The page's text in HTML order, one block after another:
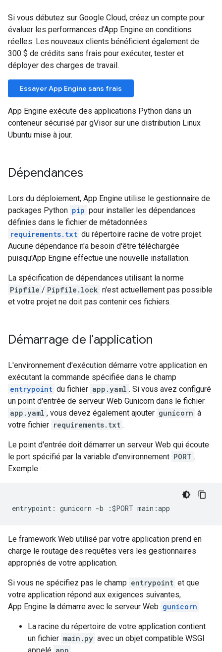
Si vous débutez sur Google Cloud, créez un compte pour
évaluer les performances d'App Engine en conditions
réelles. Les nouveaux clients bénéficient également de
300 $ de crédits sans frais pour exécuter, tester et
déployer des charges de travail.
Essayer App Engine sans frais
App Engine exécute des applications Python dans un
conteneur sécurisé par gVisor sur une distribution Linux
Ubuntu mise à jour.
Dépendances
Lors du déploiement, App Engine utilise le gestionnaire de
packages Python pip pour installer les dépendances
définies dans le fichier de métadonnées
requirements.txt du répertoire racine de votre projet.
Aucune dépendance n'a besoin d'être téléchargée
puisqu'App Engine effectue une nouvelle installation.
La spécification de dépendances utilisant la norme
Pipfile / Pipfile.lock n'est actuellement pas possible
et votre projet ne doit pas contenir ces fichiers.
Démarrage de l'application
L'environnement d'exécution démarre votre application en
exécutant la commande spécifiée dans le champ
entrypoint du fichier app.yaml . Si vous avez configuré
un point d'entrée de serveur Web Gunicorn dans le fichier
app.yaml , vous devez également ajouter gunicorn à
votre fichier requirements.txt .
Le point d'entrée doit démarrer un serveur Web qui écoute
le port spécifié par la variable d'environnement PORT .
Exemple :
entrypoint : gunicorn -b :$PORT main :app
Le framework Web utilisé par votre application prend en
charge le routage des requêtes vers les gestionnaires
appropriés de votre application.
Si vous ne spécifiez pas le champ entrypoint et que
votre application répond aux exigences suivantes,
App Engine la démarre avec le serveur Web gunicorn .
La racine du répertoire de votre application contient
un fichier main.py avec un objet compatible WSGI